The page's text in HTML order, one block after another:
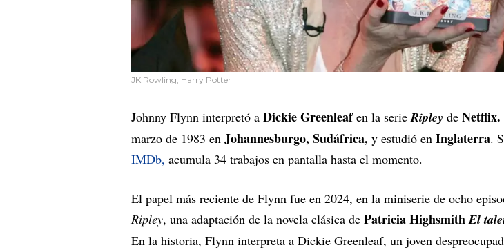
JK Rowling, Harry Potter
Johnny Flynn interpretó a Dickie Greenleafen la serieRipley de Netflix.
marzo de 1983 en Johannesburgo, Sudáfrica, y estudió en Inglaterra.
IMDb, acumula 34 trabajos en pantalla hasta el momento.
El papel más reciente de Flynn fue en 2024, en la miniserie de ocho
Ripley, una adaptación de la novela clásica de Patricia Highsmith El
En la historia, Flynn interpreta a Dickie Greenleaf, un joven